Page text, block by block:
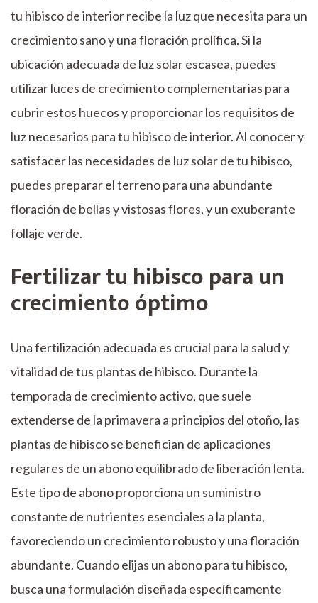
tu hibisco de interior recibe la luz que necesita para un
crecimiento sano y una floración prolífica. Si la
ubicación adecuada de luz solar escasea, puedes
utilizar luces de crecimiento complementarias para
cubrir estos huecos y proporcionar los requisitos de
luz necesarios para tu hibisco de interior. Al conocer y
satisfacer las necesidades de luz solar de tu hibisco,
puedes preparar el terreno para una abundante
floración de bellas y vistosas flores, y un exuberante
follaje verde.
Fertilizar tu hibisco para un
crecimiento óptimo
Una fertilización adecuada es crucial para la salud y
vitalidad de tus plantas de hibisco. Durante la
temporada de crecimiento activo, que suele
extenderse de la primavera a principios del otoño, las
plantas de hibisco se benefician de aplicaciones
regulares de un abono equilibrado de liberación lenta.
Este tipo de abono proporciona un suministro
constante de nutrientes esenciales a la planta,
favoreciendo un crecimiento robusto y una floración
abundante. Cuando elijas un abono para tu hibisco,
busca una formulación diseñada específicamente